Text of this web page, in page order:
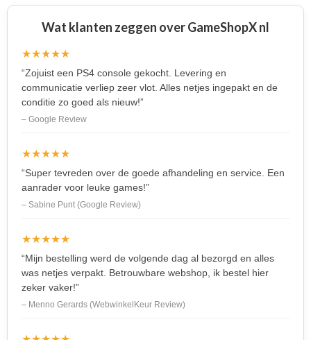
Wat klanten zeggen over GameShopX nl
★★★★★
“Zojuist een PS4 console gekocht. Levering en
communicatie verliep zeer vlot. Alles netjes ingepakt en de
conditie zo goed als nieuw!”
– Google Review
★★★★★
“Super tevreden over de goede afhandeling en service. Een
aanrader voor leuke games!”
– Sabine Punt (Google Review)
★★★★★
“Mijn bestelling werd de volgende dag al bezorgd en alles
was netjes verpakt. Betrouwbare webshop, ik bestel hier
zeker vaker!”
– Menno Gerards (WebwinkelKeur Review)